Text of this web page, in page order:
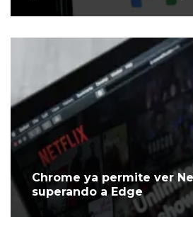
Chrome ya permite ver
superando a Edge